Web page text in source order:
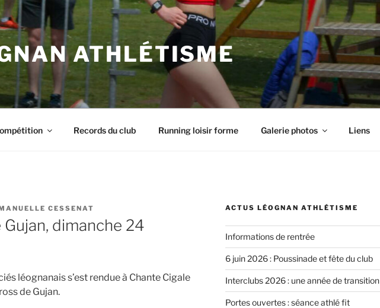
ATHLÉTISME
Records du club Running loisir forme Galerie photos Liens
CESSENAT
dimanche 24
léognanais s’est rendue à Chante Cigale
de Gujan.
ACTUS LÉOGNAN ATHLÉTISME
Informations de rentrée
6 juin 2026 : Poussinade et fête du club
Interclubs 2026 : une année de transition
Portes ouvertes : séance athlé fit